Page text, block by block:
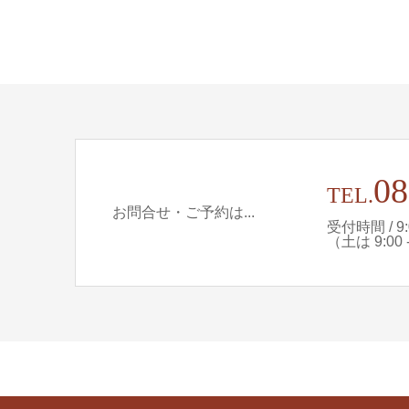
お問合せ・ご予約は...
TEL.
受付時間 /
（土は 9:00